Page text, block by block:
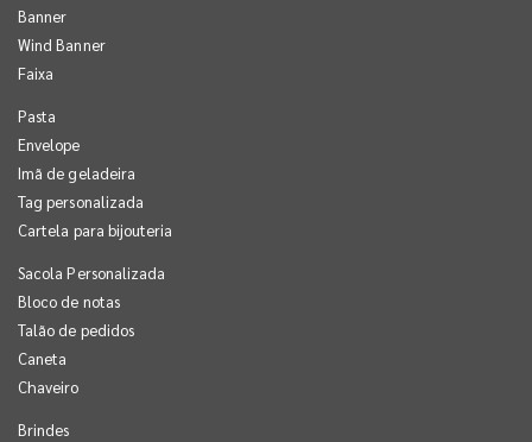
Banner
Wind Banner
Faixa
Pasta
Envelope
Imã de geladeira
Tag personalizada
Cartela para bijouteria
Sacola Personalizada
Bloco de notas
Talão de pedidos
Caneta
Chaveiro
Brindes